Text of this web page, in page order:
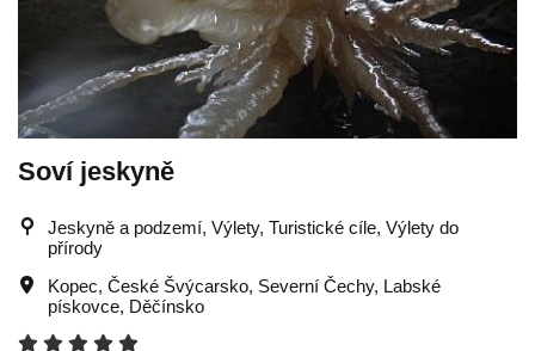
Soví jeskyně
Jeskyně a podzemí, Výlety, Turistické cíle, Výlety do
přírody
Kopec, České Švýcarsko, Severní Čechy, Labské
pískovce, Děčínsko